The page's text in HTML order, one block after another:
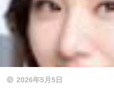
2026年5月5日